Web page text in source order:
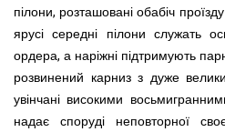
пілони, розташовані обабіч
ярусі середні пілони служать
ордера, а наріжні підтримують
розвинений карниз з дуже
увінчані високими
надає споруді неповторної